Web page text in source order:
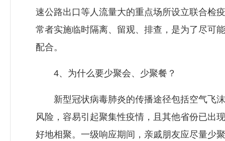
速公路出口等人流量大的重点场所设立联合检
常者实施临时隔离、留观、排查，是为了尽可
配合。
4、为什么要少聚会、少聚餐？
新型冠状病毒肺炎的传播途径包括空气飞沫
风险，容易引起聚集性疫情，且其他省份已出
好地相聚。一级响应期间，亲戚朋友应尽量少